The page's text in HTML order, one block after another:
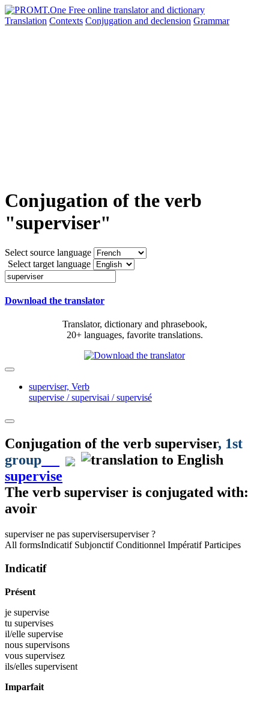
Translation Contexts Conjugation and declension Grammar
Conjugation of the verb
"superviser"
Select source language
Select target language
Download the translator
Translator, dictionary and phrasebook,
20+ languages, favorite translations.
superviser, Verb
supervise / supervisai / supervisé
Conjugation of the verb superviser, 1st
group
supervise
The verb superviser is conjugated with:
avoir
superviserne pas supervisersuperviser ?
All formsIndicatif Subjonctif Conditionnel Impératif Participes
Indicatif
Présent
je supervise
tu supervises
il/elle supervise
nous supervisons
vous supervisez
ils/elles supervisent
Imparfait